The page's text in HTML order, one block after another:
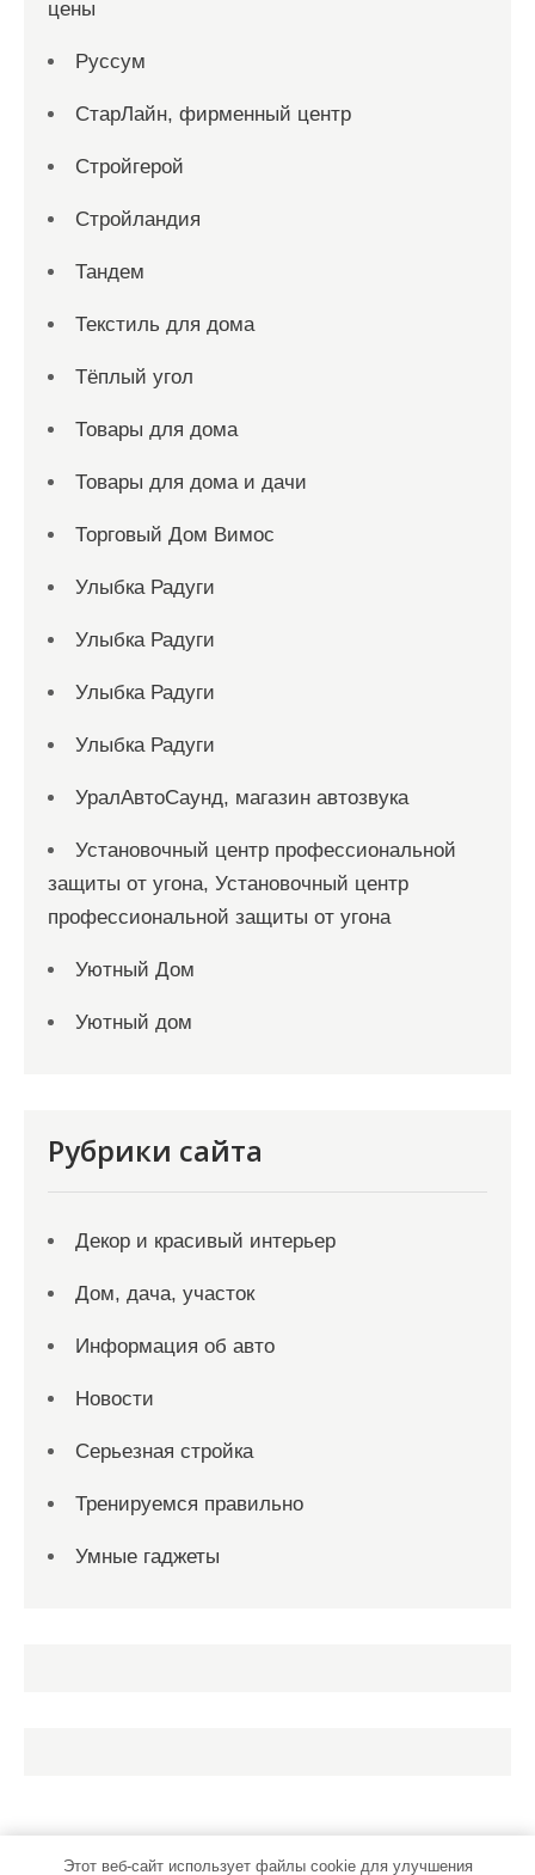
цены
Руссум
СтарЛайн, фирменный центр
Стройгерой
Стройландия
Тандем
Текстиль для дома
Тёплый угол
Товары для дома
Товары для дома и дачи
Торговый Дом Вимос
Улыбка Радуги
Улыбка Радуги
Улыбка Радуги
Улыбка Радуги
УралАвтоСаунд, магазин автозвука
Установочный центр профессиональной
защиты от угона, Установочный центр
профессиональной защиты от угона
Уютный Дом
Уютный дом
Рубрики сайта
Декор и красивый интерьер
Дом, дача, участок
Информация об авто
Новости
Серьезная стройка
Тренируемся правильно
Умные гаджеты
Этот веб-сайт использует файлы cookie для улучшения